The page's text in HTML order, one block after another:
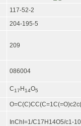
117-52-2
204-195-5
209
086004
C17 H14O5
InChI=1/C17H14O5/c1-